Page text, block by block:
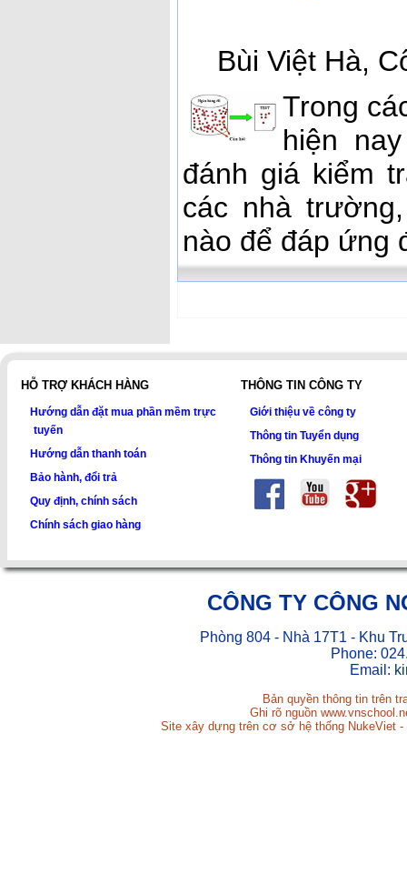
Bùi Việt Hà,
Trong
hiện
đánh giá kiểm
các nhà
nào để đáp ứng
HỖ TRỢ KHÁCH HÀNG
Hướng dẫn đặt mua phần mềm trực
tuyến
Hướng dẫn thanh toán
Bảo hành, đổi trả
Quy định, chính sách
Chính sách giao hàng
THÔNG TIN CÔNG TY
Giới thiệu về công ty
Thông tin Tuyển dụng
Thông tin Khuyến mại
CÔNG TY CÔNG
Phòng 804 - Nhà 17T1 - Khu
Phone:
Email:
Bản quyền thông tin trên
Ghi rõ nguồn
Site xây dựng trên cơ sở hệ thống NukeViet